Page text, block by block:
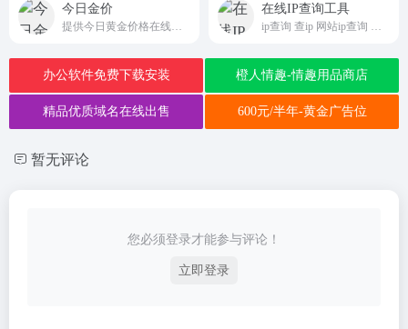
今日金价 在线IP查询工具
办公软件免费下载安装 橙人情趣-情趣用品商店
精品优质域名在线出售 600元/半年-黄金广告位
暂无评论
您必须登录才能参与评论！
立即登录